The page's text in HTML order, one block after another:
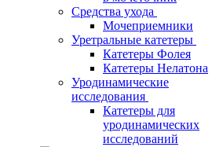
Средства ухода
Мочеприемники
Уретральные катетеры
Катетеры Фолея
Катетеры Нелатона
Уродинамические
исследования
Катетеры для
уродинамических
исследований